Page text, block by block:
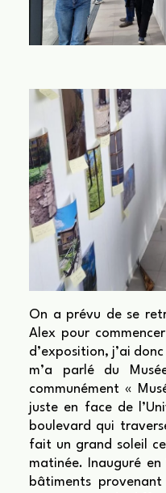
On a prévu de se
Alex pour
d’exposition, j’ai
m’a parlé du
communément «
juste en face de
boulevard qui
fait un grand soleil
matinée. Inauguré en
bâtiments